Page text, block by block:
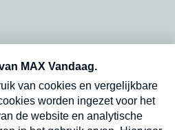
en dinsdagochtend in
Verzend